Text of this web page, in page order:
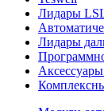
Лидары
Лидары